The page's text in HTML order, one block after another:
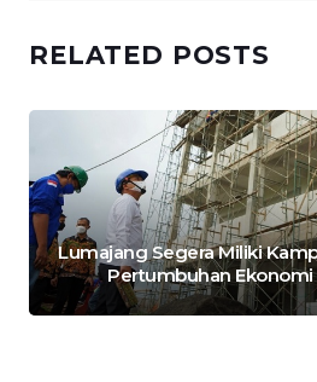
RELATED POSTS
Lumajang Segera Miliki
Pertumbuhan Ekonomi